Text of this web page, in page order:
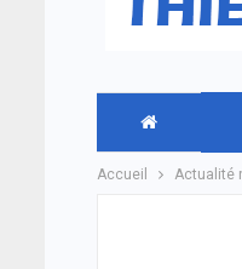
Accueil Actualité